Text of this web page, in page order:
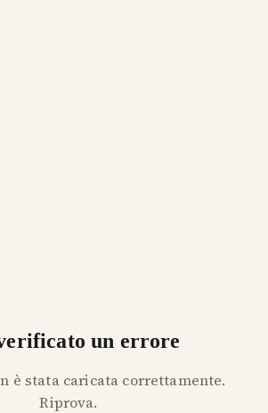
un errore
è stata caricata correttamente.
Riprova.